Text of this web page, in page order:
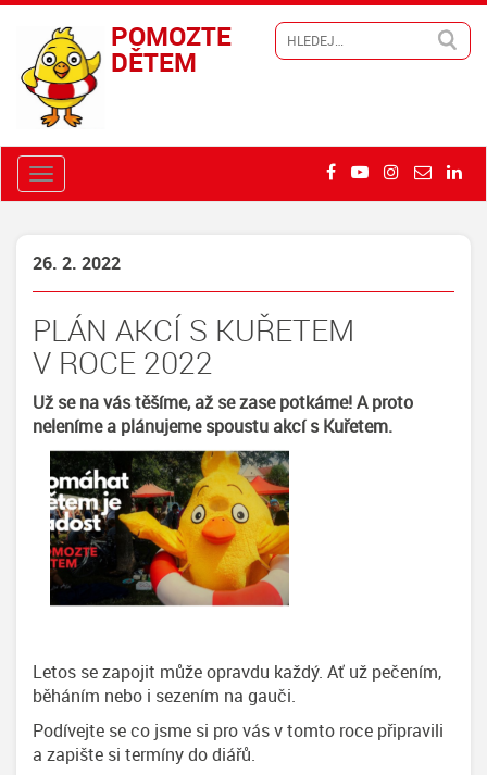
POMOZTE
DĚTEM
26. 2. 2022
PLÁN AKCÍ S KUŘETEM
V ROCE 2022
Už se na vás těšíme, až se zase potkáme! A proto
neleníme a plánujeme spoustu akcí s Kuřetem.
Letos se zapojit může opravdu každý. Ať už pečením,
běháním nebo i sezením na gauči.
Podívejte se co jsme si pro vás v tomto roce připravili
a zapište si termíny do diářů.